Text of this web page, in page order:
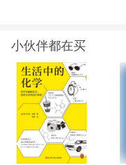
教授）。曾任北京
长、中国物理学会
赵峥教授长期从事
与研究工作，发表
著、教材及科普图
奖，两次获得中国
小伙伴都在买